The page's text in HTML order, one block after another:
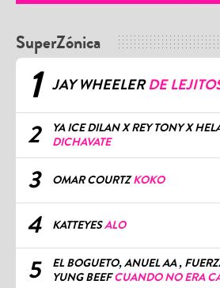
SuperZónica
1 JAY WHEELERDE
2
YA ICE DILAN X REY TONY X
DICHAVATE
3 OMAR COURTZKOKO
4 KATTEYESALO
5
EL BOGUETO, ANUEL AA ,
YUNG BEEFCUANDO NO ERA